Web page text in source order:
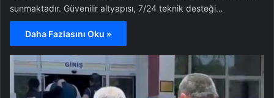
sunmaktadır. Güvenilir altyapısı, 7/24 teknik desteği…
Daha Fazlasını Oku »